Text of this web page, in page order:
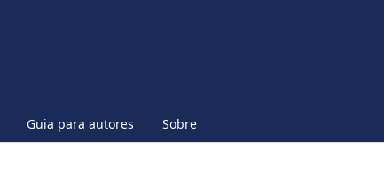
Guia para autores Sobre